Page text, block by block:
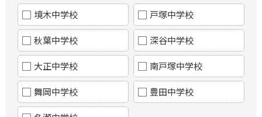
境木中学校 戸塚中学校
秋葉中学校 深谷中学校
大正中学校 南戸塚中学校
舞岡中学校 豊田中学校